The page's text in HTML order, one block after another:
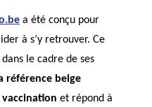
a été conçu pour
à s’y retrouver. Ce
le cadre de ses
référence belge
et répond à